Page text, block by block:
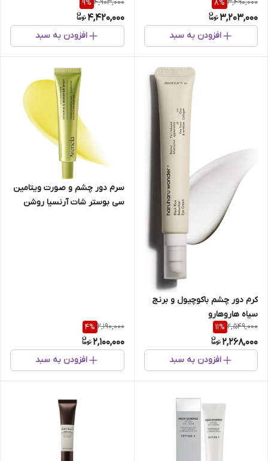
3,490,000
8%
3,203,000
افزودن به سبد
4,903,000
9%
4,420,000
افزودن به سبد
کرم دور چشم باکوچیول و برنج
سیاه هاروهارو
2,549,000
11%
2,268,000
افزودن به سبد
سرم دور چشم و صورت ویتامین
سی بوستر شات آرنسیا روشن
2,190,000
4%
2,100,000
افزودن به سبد